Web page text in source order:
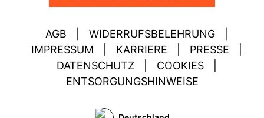
AGB WIDERRUFSBELEHRUNG
IMPRESSUM
KARRIERE PRESSE
DATENSCHUTZ
COOKIES
ENTSORGUNGSHINWEISE